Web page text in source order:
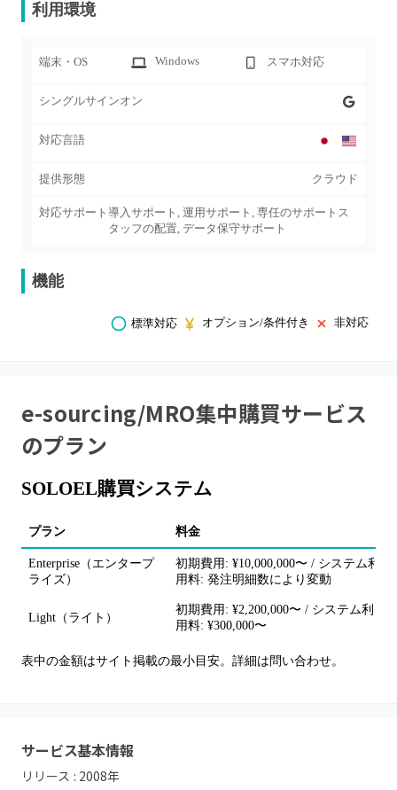
利用環境
端末・OS Windows スマホ対応
シングルサインオン
対応言語
提供形態 クラウド
対応サポート 導入サポート, 運用サポート, 専任のサポートス
タッフの配置, データ保守サポート
機能
標準対応 オプション/条件付き 非対応
e-sourcing/MRO集中購買サービス
のプラン
SOLOEL購買システム
プラン 料金
Enterprise（エンタープ
ライズ）
初期費用: ¥10,000,000〜 / システム利
用料: 発注明細数により変動
Light（ライト）
初期費用: ¥2,200,000〜 / システム利
用料: ¥300,000〜
表中の金額はサイト掲載の最小目安。詳細は問い合わせ。
サービス基本情報
リリース : 2008年